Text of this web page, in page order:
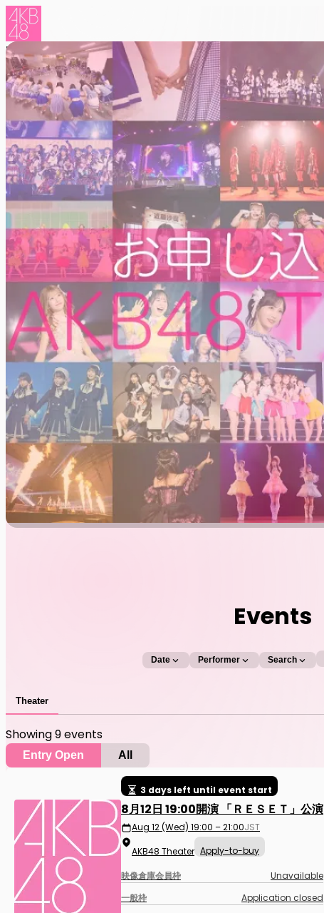
HomeEvents
Events
Date Performer Search
Theater
Showing 9 events
Entry Open All
3 days left until event start
8月12日 19:00開演 「ＲＥＳＥＴ」公演
Aug 12 (Wed) 19:00 – 21:00JST
AKB48 Theater Apply-to-buy
映像倉庫会員枠 Unavailable
一般枠
Application closed